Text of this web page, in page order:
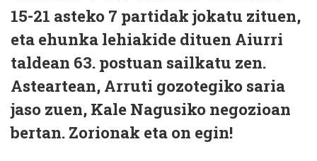
15-21 asteko 7 partidak jokatu zituen,
eta ehunka lehiakide dituen Aiurri
taldean 63. postuan sailkatu zen.
Asteartean, Arruti gozotegiko saria
jaso zuen, Kale Nagusiko negozioan
bertan. Zorionak eta on egin!